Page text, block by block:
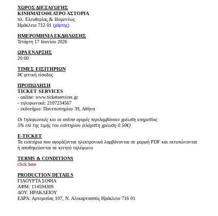
ΧΩΡΟΣ ΔΙΕΞΑΓΩΓΗΣ
ΚΙΝΗΜΑΤΟΘΕΑΤΡΟ ΑΣΤΟΡΙΑ
πλ. Ελευθερίας & Ιδομενέως
Ηράκλειο 712 01 (χάρτης)
ΗΜΕΡΟΜΗΝΙΑ ΕΚΔΗΛΩΣΗΣ
Τετάρτη 17 Ιουνίου 2026
ΩΡΑ ΕΝΑΡΞΗΣ
20:00
ΤΙΜΕΣ ΕΙΣΙΤΗΡΙΩΝ
8€ γενική είσοδος
ΠΡΟΠΩΛΗΣΗ
TICKET SERVICES
- online: www.ticketservices.gr
- τηλεφωνικά: 2107234567
- εκδοτήριο: Πανεπιστημίου 39, Αθήνα
Οι τηλεφωνικές και οι online αγορές περιλαμβάνουν χρέωση υπηρεσίας
5% επί της τιμής του εισιτηρίου (ελάχιστη χρέωση 0.50€)
E-TICKET
Τα εισιτήρια που αγοράζονται ηλεκτρονικά λαμβάνονται σε μορφή PDF και εκτυπώνονται
ή αποθηκεύονται σε κινητό τηλέφωνο
TERMS & CONDITIONS
click here
PRODUCTION DETAILS
ΓΙΑΟΥΡΤΑ ΣΟΦΙΑ
ΑΦΜ: 114594309
ΔΟΥ: ΗΡΑΚΛΕΙΟΥ
ΕΔΡΑ: Αρτεμισίας 107, Ν. Αλικαρνασσός Ηράκλειο 716 01